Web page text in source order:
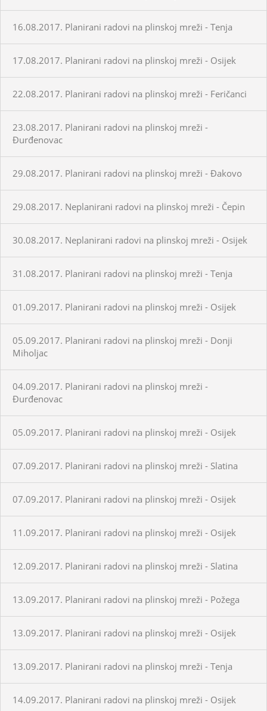
16.08.2017. Planirani radovi na plinskoj mreži - Tenja
17.08.2017. Planirani radovi na plinskoj mreži - Osijek
22.08.2017. Planirani radovi na plinskoj mreži - Feričanci
23.08.2017. Planirani radovi na plinskoj mreži -
Đurđenovac
29.08.2017. Planirani radovi na plinskoj mreži - Đakovo
29.08.2017. Neplanirani radovi na plinskoj mreži - Čepin
30.08.2017. Neplanirani radovi na plinskoj mreži - Osijek
31.08.2017. Planirani radovi na plinskoj mreži - Tenja
01.09.2017. Planirani radovi na plinskoj mreži - Osijek
05.09.2017. Planirani radovi na plinskoj mreži - Donji
Miholjac
04.09.2017. Planirani radovi na plinskoj mreži -
Đurđenovac
05.09.2017. Planirani radovi na plinskoj mreži - Osijek
07.09.2017. Planirani radovi na plinskoj mreži - Slatina
07.09.2017. Planirani radovi na plinskoj mreži - Osijek
11.09.2017. Planirani radovi na plinskoj mreži - Osijek
12.09.2017. Planirani radovi na plinskoj mreži - Slatina
13.09.2017. Planirani radovi na plinskoj mreži - Požega
13.09.2017. Planirani radovi na plinskoj mreži - Osijek
13.09.2017. Planirani radovi na plinskoj mreži - Tenja
14.09.2017. Planirani radovi na plinskoj mreži - Osijek